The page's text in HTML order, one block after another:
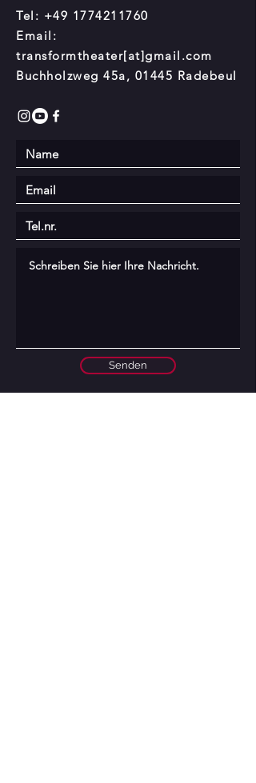
Tel: +49 1774211760
Email:
transformtheater[at]gmail.com
Buchholzweg 45a, 01445 Radebeul
Senden